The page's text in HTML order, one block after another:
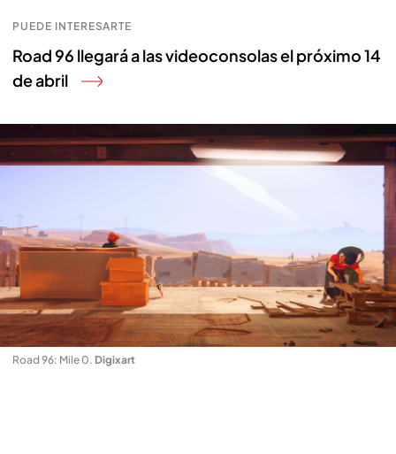
PUEDE INTERESARTE
Road 96 llegará a las videoconsolas el próximo 14
de abril
Road 96: Mile 0. Digixart